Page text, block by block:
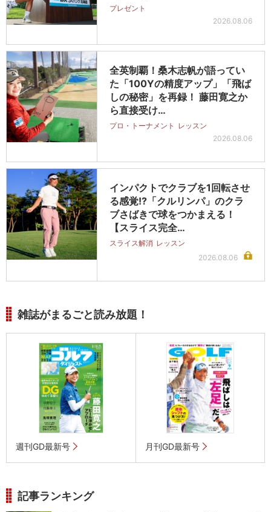
プレゼント
2026.08.06
全英制覇！桑木志帆が語ってい
た「100Yの精度アップ」「飛ば
しの秘密」を再録！ 藤田寛之か
ら直接受け…
プロ・トーナメント レッスン
2026.08.06
インパクトでクラブを1回転させ
る感覚!?「クルリンパ」のクラ
ブさばきで球をつかまえる！
【スライス完全…
スライス解消 レッスン
2026.08.06
雑誌がまるごと読み放題！
週刊GD最新号 月刊GD最新号
記事ランキング